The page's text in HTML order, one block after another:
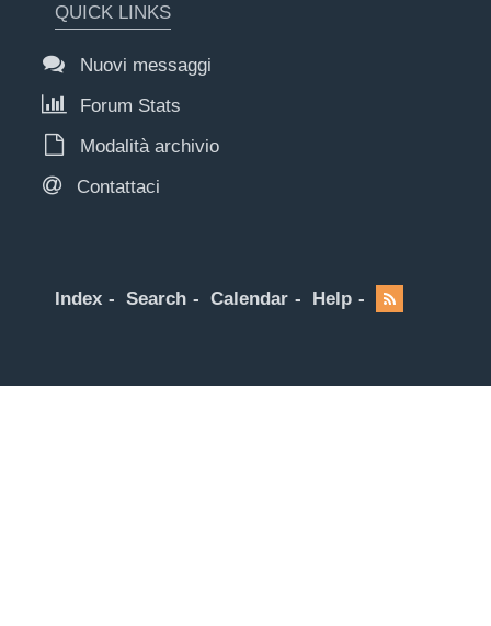
QUICK LINKS
Nuovi messaggi
Forum Stats
Modalità archivio
Contattaci
Index Search Calendar Help